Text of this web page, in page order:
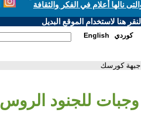
نالها أعلام في الفكر والثقافة
هنا لاستخدام الموقع البديل
English كوردي
جبهة كورسك
وجبات للجنود الروس